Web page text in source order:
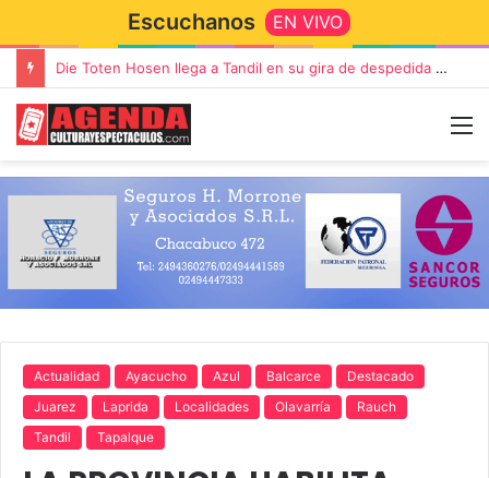
Escuchanos EN VIVO
Die Toten Hosen llega a Tandil en su gira de despedida «Fútbol, Asado, Vino y Adiós Amigos»
Actualidad Ayacucho Azul Balcarce
Destacado
Juarez
Laprida Localidades Olavarría
Rauch
Tandil
Tapalque